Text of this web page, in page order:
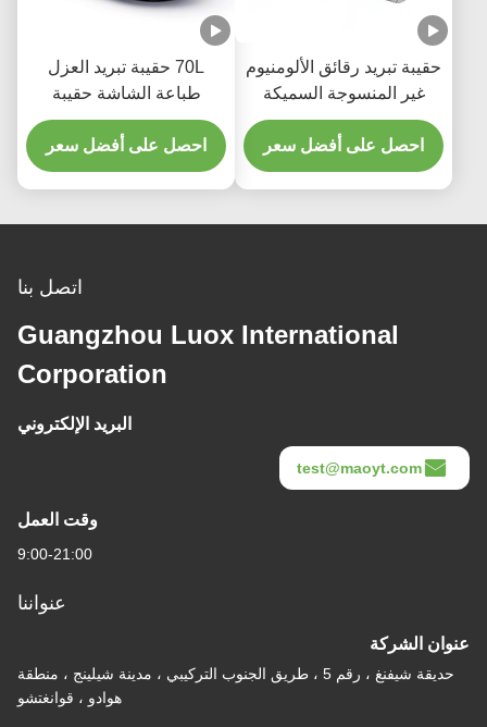
حقيبة تبريد رقائق الألومنيوم
غير المنسوجة السميكة
حقيبة العزل الجاهزة للكعك
احصل على أفضل سعر
70L حقيبة تبريد العزل
طباعة الشاشة حقيبة
حرارية مقاومة للماء
احصل على أفضل سعر
اتصل بنا
Guangzhou Luox International
Corporation
البريد الإلكتروني
test@maoyt.com
وقت العمل
9:00-21:00
عنواننا
عنوان الشركة
حديقة شيفنغ ، رقم 5 ، طريق الجنوب التركيبي ، مدينة شيلينج ، منطقة
هوادو ، قوانغتشو